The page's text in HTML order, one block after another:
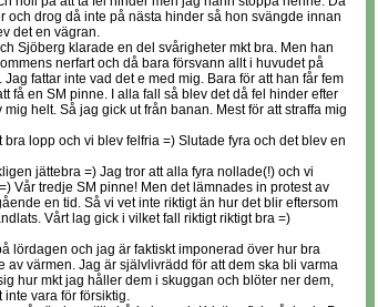
och drog då inte på nästa hinder så hon svängde innan
det en vägran.
Sjöberg klarade en del svårigheter mkt bra. Men han
nerfart och då bara försvann allt i huvudet på
Jag fattar inte vad det e med mig. Bara för att han får fem
få en SM pinne. I alla fall så blev det då fel hinder efter
helt. Så jag gick ut från banan. Mest för att straffa mig
bra lopp och vi blev felfria =) Slutade fyra och det blev en
jättebra =) Jag tror att alla fyra nollade(!) och vi
Vår tredje SM pinne! Men det lämnades in protest av
en tid. Så vi vet inte riktigt än hur det blir eftersom
Vårt lag gick i vilket fall riktigt riktigt bra =)
lördagen och jag är faktiskt imponerad över hur bra
av värmen. Jag är självlivrädd för att dem ska bli varma
hur mkt jag håller dem i skuggan och blöter ner dem,
inte vara för försiktig.